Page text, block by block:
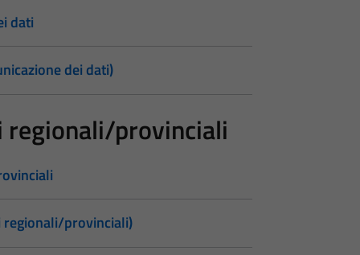
dati
dei dati)
regionali/provinciali
regionali/provinciali)